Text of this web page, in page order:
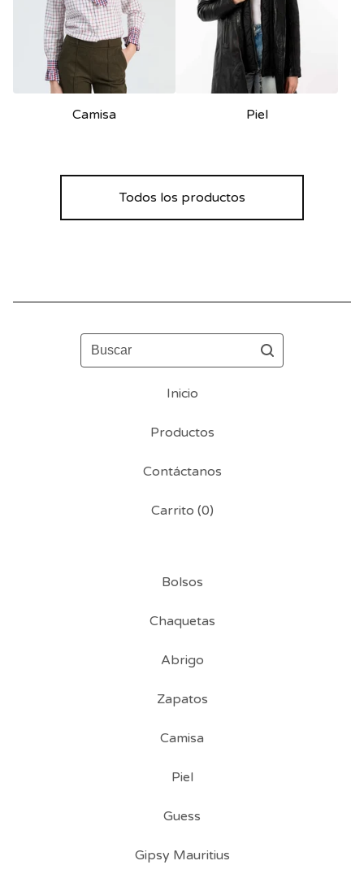
Camisa Piel
Todos los productos
Buscar
Inicio
Productos
Contáctanos
Carrito (0)
Bolsos
Chaquetas
Abrigo
Zapatos
Camisa
Piel
Guess
Gipsy Mauritius